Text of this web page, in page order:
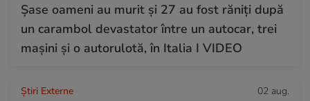
Șase oameni au murit și 27 au fost răniți după
un carambol devastator între un autocar, trei
mașini și o autorulotă, în Italia I VIDEO
Știri Externe 02 aug.